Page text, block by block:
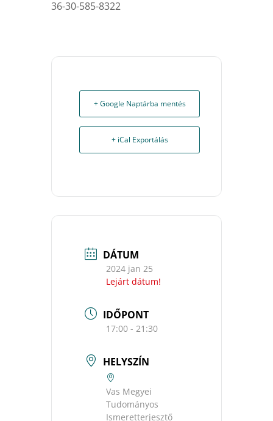
36-30-585-8322
+ Google Naptárba mentés
+ iCal Exportálás
DÁTUM
2024 jan 25
Lejárt dátum!
IDŐPONT
17:00 - 21:30
HELYSZÍN
Vas Megyei
Tudományos
Ismeretterjesztő